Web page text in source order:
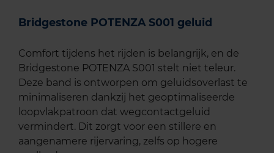
Bridgestone POTENZA S001 geluid
Comfort tijdens het rijden is belangrijk, en de
Bridgestone POTENZA S001 stelt niet teleur.
Deze band is ontworpen om geluidsoverlast te
minimaliseren dankzij het geoptimaliseerde
loopvlakpatroon dat wegcontactgeluid
vermindert. Dit zorgt voor een stillere en
aangenamere rijervaring, zelfs op hogere